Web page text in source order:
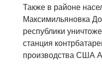
Также в районе
Максимильяновка
республики
станция
производства США